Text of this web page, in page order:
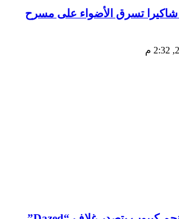
شاكيرا تسرق الأضواء على مسرح